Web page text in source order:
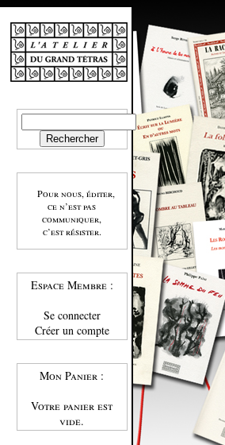
Pour nous, éditer,
ce n’est pas
communiquer,
c’est résister.
Espace Membre :
Se connecter
Créer un compte
Mon Panier :
Votre panier est
vide.